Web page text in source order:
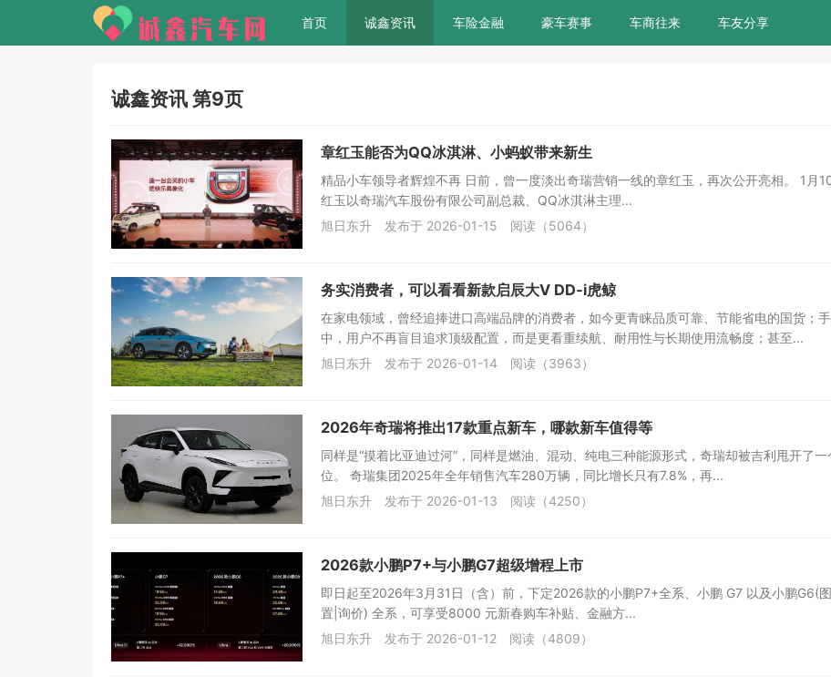
首页 诚鑫资讯 车险金融 豪车赛事 车商往来 车友分享
诚鑫资讯 第9页
章红玉能否为QQ冰淇淋、小蚂蚁带来新生
精品小车领导者辉煌不再 日前，曾一度淡出奇瑞营销一线的章红玉，再次公开亮相。 1月
红玉以奇瑞汽车股份有限公司副总裁、QQ冰淇淋主理...
旭日东升
发布于 2026-01-15 阅读（5064）
务实消费者，可以看看新款启辰大V DD-i虎鲸
在家电领域，曾经追捧进口高端品牌的消费者，如今更青睐品质可靠、节能省电的国货；
中，用户不再盲目追求顶级配置，而是更看重续航、耐用性与长期使用流畅度；甚至...
旭日东升
发布于 2026-01-14 阅读（3963）
2026年奇瑞将推出17款重点新车，哪款新车值得等
同样是“摸着比亚迪过河”，同样是燃油、混动、纯电三种能源形式，奇瑞却被吉利甩开了一
位。 奇瑞集团2025年全年销售汽车280万辆，同比增长只有7.8%，再...
旭日东升
发布于 2026-01-13 阅读（4250）
2026款小鹏P7+与小鹏G7超级增程上市
即日起至2026年3月31日（含）前，下定2026款的小鹏P7+全系、小鹏 G7 以及小鹏G6(
置|询价) 全系，可享受8000 元新春购车补贴、金融方...
旭日东升
发布于 2026-01-12 阅读（4809）